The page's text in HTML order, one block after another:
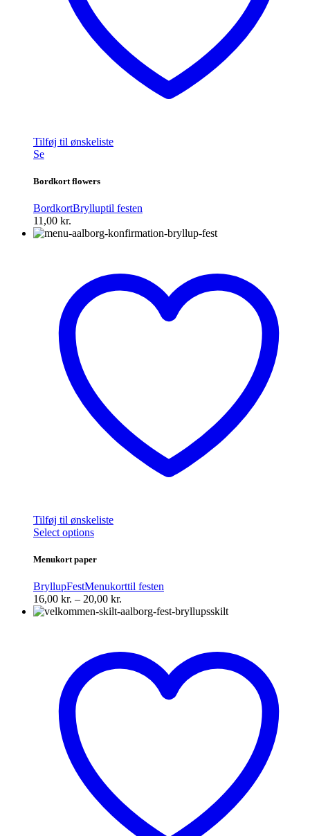
Tilføj til ønskeliste
Se
Bordkort flowers
BordkortBrylluptil festen
11,00 kr.
Tilføj til ønskeliste
Select optionsDette
har
varianter.
Mulighederne
kan
vælges
Menukort paper
BryllupFestMenukorttil festen
16,00 kr. – 20,00 kr.
16,00 kr.